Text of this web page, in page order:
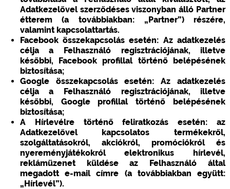
Adatkezelővel szerződéses viszonyban álló Partner
étterem (a továbbiakban: „Partner”) részére,
valamint kapcsolattartás.
Facebook összekapcsolás esetén: Az adatkezelés
célja a Felhasználó regisztrációjának, illetve
későbbi, Facebook profillal történő belépésének
biztosítása;
Google összekapcsolás esetén: Az adatkezelés
célja a Felhasználó regisztrációjának, illetve
későbbi, Google profillal történő belépésének
biztosítása;
A Hírlevélre történő feliratkozás esetén: az
Adatkezelővel kapcsolatos termékekről,
szolgáltatásokról, akciókról, promóciókról és
nyereményjátékokról elektronikus hírlevél,
reklámüzenet küldése az Felhasználó által
megadott e-mail címre (a továbbiakban együtt:
„Hírlevél”).